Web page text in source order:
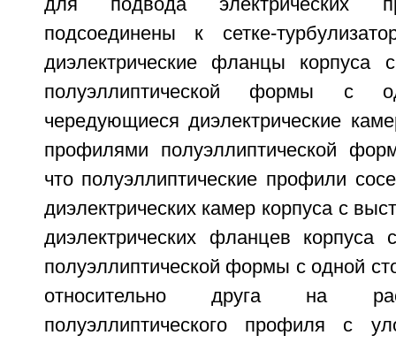
для подвода электрических
подсоединены к сетке-
диэлектрические фланцы корпуса
полуэллиптической формы с
чередующиеся диэлектрические
профилями полуэллиптической
что полуэллиптические профили
диэлектрических камер корпуса с
диэлектрических фланцев
полуэллиптической формы с одной
относительно друга на
полуэллиптического профиля с